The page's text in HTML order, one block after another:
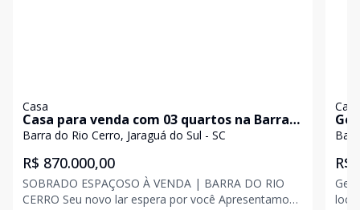
Casa
Casa para venda com 03 quartos na Barra
do Rio Cerro em Jaraguá do Sul
Barra do Rio Cerro, Jaraguá do Sul - SC
R$ 870.000,00
SOBRADO ESPAÇOSO À VENDA | BARRA DO RIO
CERRO Seu novo lar espera por você Apresentamos
Casa
R$